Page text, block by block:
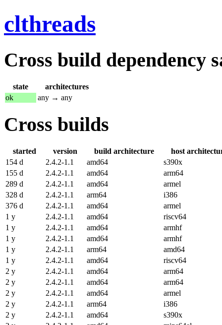
clthreads
Cross build dependency
state
architectures
ok
any → any
Cross builds
started version build architecture
host
154 d
2.4.2-1.1 amd64
s390x
155 d
2.4.2-1.1 amd64
arm64
289 d
2.4.2-1.1 amd64
armel
328 d
2.4.2-1.1 arm64
i386
376 d
2.4.2-1.1 amd64
armel
1 y
2.4.2-1.1 amd64
riscv64
1 y
2.4.2-1.1 amd64
armhf
1 y
2.4.2-1.1 amd64
armhf
1 y
2.4.2-1.1 arm64
amd64
1 y
2.4.2-1.1 amd64
riscv64
2 y
2.4.2-1.1 amd64
arm64
2 y
2.4.2-1.1 amd64
arm64
2 y
2.4.2-1.1 amd64
armel
2 y
2.4.2-1.1 arm64
i386
2 y
2.4.2-1.1 amd64
s390x